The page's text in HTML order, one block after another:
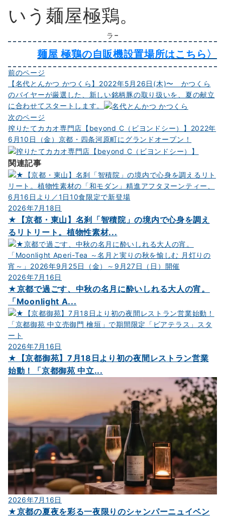
いう麺屋極鶏。
麺屋 極鶏の自販機設置場所はこちら〉
投
稿
ナ
ビ
ゲ
ー
シ
ョ
ン
前のページ
【名代とんかつ かつくら】2022年5月26日(木)〜 かつくら
のバイヤーが厳選した、新しい銘柄豚の取り扱いを、夏の献立
に合わせてスタートします。
次のページ
搾りたてカカオ専門店【beyond C（ビヨンドシー）】2022年
6月10日（金）京都・四条河原町にグランドオープン！
関連記事
2026年7月18日
★【京都・東山】名刹「智積院」の境内で心身を調え
るリトリート。植物性素材...
2026年7月16日
★京都で過ごす、中秋の名月に酔いしれる大人の宵。
「Moonlight A...
2026年7月16日
★【京都御苑】7月18日より初の夜間レストラン営業
始動！「京都御苑 中立...
2026年7月16日
★京都の夏夜を彩る一夜限りのシャンパーニュイベン